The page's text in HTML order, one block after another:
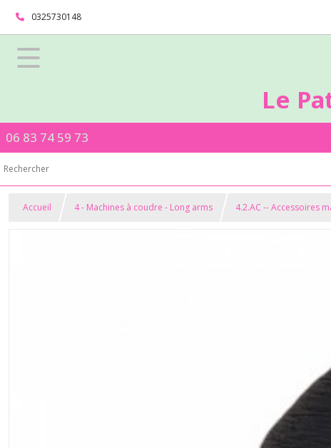
0325730148
Le
06 83 74 59 73
Accueil 4 - Machines à coudre - Long arms 4.2.AC -- Accessoires